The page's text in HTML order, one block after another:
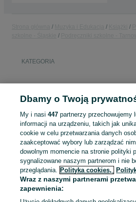
KATEGORIA
Zaloguj się lub załóż konto na OLX,
sprzedającym
Zaloguj się / Załóż konto
Zadzwoń / SMS
Dbamy o Twoją
My i nasi447 partnerzy przechowujemy
informacji na urządzeniu, takich jak
cookie w celu przetwarzania danych
zaakceptować wybory lub zarządzać
dowolnym momencie na stronie polityki
sygnalizowane naszym partnerom i nie
przeglądania. Polityka cookies,
Wraz z naszymi partnerami
zapewnienia: